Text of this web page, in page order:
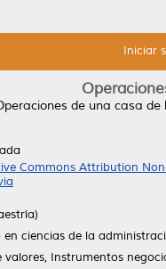
Iniciar
de una casa de
Commons Attribution
en ciencias de la
valores, Instrumentos